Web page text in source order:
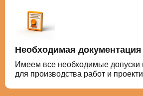
Необходимая документация
Имеем все необходимые допуски
для производства работ и